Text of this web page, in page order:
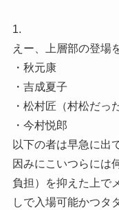
1.
えー、上層部の登場
・秋元康
・吉成夏子
・松村匠（村松だっ
・今村悦郎
以下の者は早急に出
因みにこいつらには
負担）を抑えた上で
しで入場可能かつタ